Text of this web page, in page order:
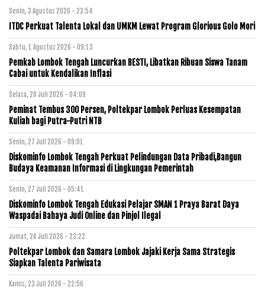
Senin, 3 Agustus 2026 - 23:54
ITDC Perkuat Talenta Lokal dan UMKM Lewat Program Glorious Golo Mori
Sabtu, 1 Agustus 2026 - 09:13
Pemkab Lombok Tengah Luncurkan BESTI, Libatkan Ribuan Siswa Tanam
Cabai untuk Kendalikan Inflasi
Selasa, 28 Juli 2026 - 04:09
Peminat Tembus 300 Persen, Poltekpar Lombok Perluas Kesempatan
Kuliah bagi Putra-Putri NTB
Senin, 27 Juli 2026 - 09:01
Diskominfo Lombok Tengah Perkuat Pelindungan Data Pribadi,Bangun
Budaya Keamanan Informasi di Lingkungan Pemerintah
Senin, 27 Juli 2026 - 05:41
Diskominfo Lombok Tengah Edukasi Pelajar SMAN 1 Praya Barat Daya
Waspadai Bahaya Judi Online dan Pinjol Ilegal
Jumat, 24 Juli 2026 - 23:22
Poltekpar Lombok dan Samara Lombok Jajaki Kerja Sama Strategis
Siapkan Talenta Pariwisata
Kamis, 23 Juli 2026 - 22:56